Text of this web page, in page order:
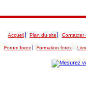
Accueil Plan du site Contacter
Forum forex Formation forex